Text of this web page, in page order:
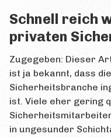
Testfragen
Insider-Tipps
BLOG
Neueste Beiträge
Alle Beiträge
LINKS
Schnell reich
privaten
Zugegeben: Dieser
ist ja bekannt, dass
Sicherheitsbranche
ist. Viele eher gering
in ungesunder